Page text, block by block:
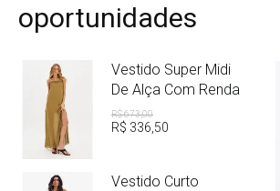
oportunidades
Vestido Super Midi
De Alça Com Renda
R$673,00
R$ 336 50
Vestido Curto